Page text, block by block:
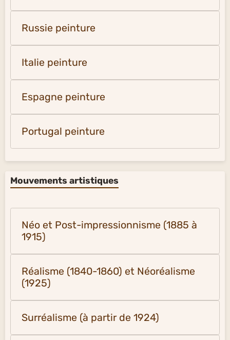
Russie peinture
Italie peinture
Espagne peinture
Portugal peinture
Mouvements artistiques
Néo et Post-impressionnisme (1885 à
1915)
Réalisme (1840-1860) et Néoréalisme
(1925)
Surréalisme (à partir de 1924)